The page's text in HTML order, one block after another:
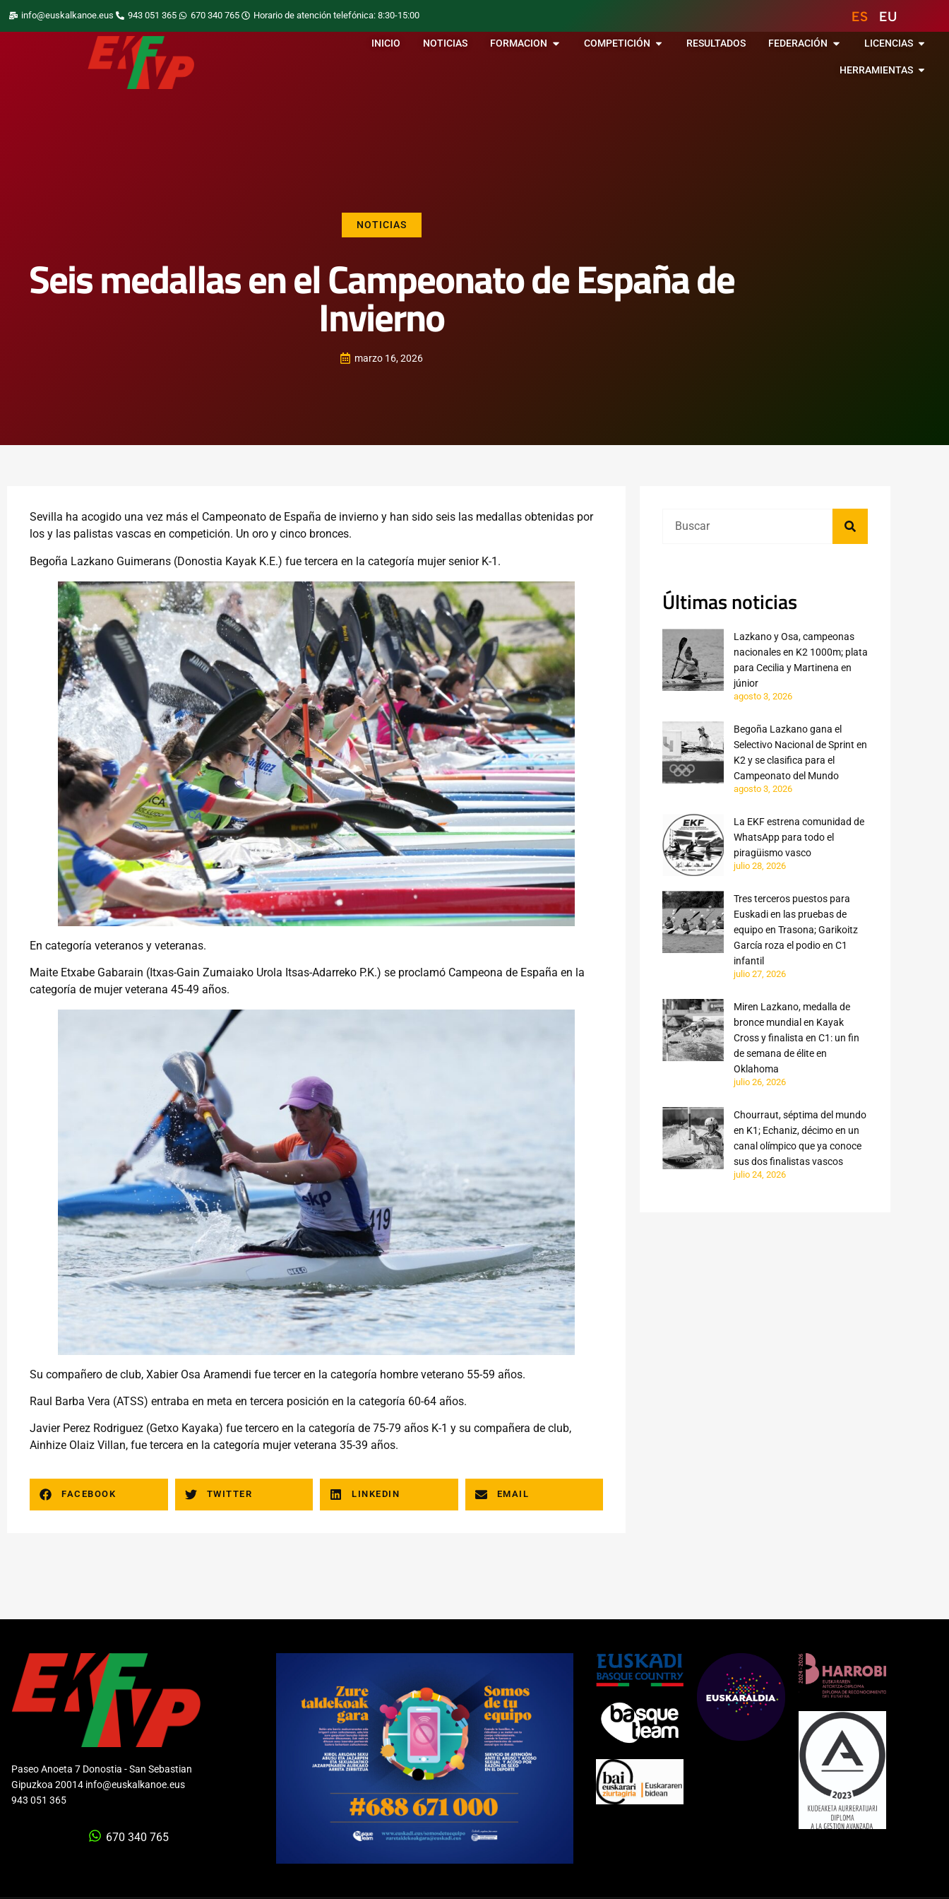
info@euskalkanoe.eus 943 051 365 670 340 765 Horario de atención telefónica: 8:30-15:00 ES EU
INICIO NOTICIAS FORMACION COMPETICIÓN RESULTADOS FEDERACIÓN LICENCIAS
HERRAMIENTAS
NOTICIAS
Seis medallas en el Campeonato de España de
Invierno
marzo 16, 2026
Sevilla ha acogido una vez más el Campeonato de España de invierno y han sido seis las medallas obtenidas por
los y las palistas vascas en competición. Un oro y cinco bronces.
Begoña Lazkano Guimerans (Donostia Kayak K.E.) fue tercera en la categoría mujer senior K-1.
En categoría veteranos y veteranas.
Maite Etxabe Gabarain (Itxas-Gain Zumaiako Urola Itsas-Adarreko P.K.) se proclamó Campeona de España en la
categoría de mujer veterana 45-49 años.
Su compañero de club, Xabier Osa Aramendi fue tercer en la categoría hombre veterano 55-59 años.
Raul Barba Vera (ATSS) entraba en meta en tercera posición en la categoría 60-64 años.
Javier Perez Rodriguez (Getxo Kayaka) fue tercero en la categoría de 75-79 años K-1 y su compañera de club,
Ainhize Olaiz Villan, fue tercera en la categoría mujer veterana 35-39 años.
FACEBOOK TWITTER LINKEDIN EMAIL
Últimas noticias
Lazkano y Osa, campeonas
nacionales en K2 1000m; plata
para Cecilia y Martinena en
júnior
agosto 3, 2026
Begoña Lazkano gana el
Selectivo Nacional de Sprint en
K2 y se clasifica para el
Campeonato del Mundo
agosto 3, 2026
La EKF estrena comunidad de
WhatsApp para todo el
piragüismo vasco
julio 28, 2026
Tres terceros puestos para
Euskadi en las pruebas de
equipo en Trasona; Garikoitz
García roza el podio en C1
infantil
julio 27, 2026
Miren Lazkano, medalla de
bronce mundial en Kayak
Cross y finalista en C1: un fin
de semana de élite en
Oklahoma
julio 26, 2026
Chourraut, séptima del mundo
en K1; Echaniz, décimo en un
canal olímpico que ya conoce
sus dos finalistas vascos
julio 24, 2026
Paseo Anoeta 7 Donostia - San Sebastian
Gipuzkoa 20014 info@euskalkanoe.eus
943 051 365
670 340 765